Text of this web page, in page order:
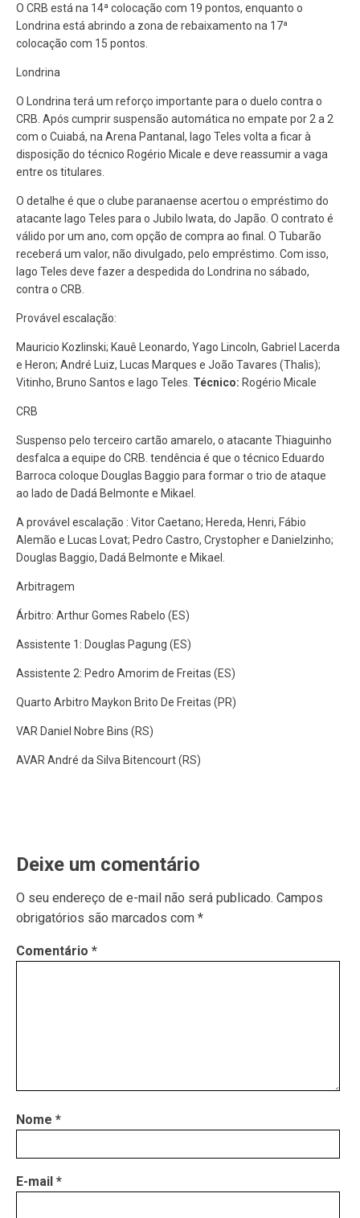
O CRB está na 14ª colocação com 19 pontos, enquanto o
Londrina está abrindo a zona de rebaixamento na 17ª
colocação com 15 pontos.
Londrina
O Londrina terá um reforço importante para o duelo contra o
CRB. Após cumprir suspensão automática no empate por 2 a 2
com o Cuiabá, na Arena Pantanal, Iago Teles volta a ficar à
disposição do técnico Rogério Micale e deve reassumir a vaga
entre os titulares.
O detalhe é que o clube paranaense acertou o empréstimo do
atacante Iago Teles para o Jubilo Iwata, do Japão. O contrato é
válido por um ano, com opção de compra ao final. O Tubarão
receberá um valor, não divulgado, pelo empréstimo. Com isso,
Iago Teles deve fazer a despedida do Londrina no sábado,
contra o CRB.
Provável escalação:
Mauricio Kozlinski; Kauê Leonardo, Yago Lincoln, Gabriel Lacerda
e Heron; André Luiz, Lucas Marques e João Tavares (Thalis);
Vitinho, Bruno Santos e Iago Teles. Técnico: Rogério Micale
CRB
Suspenso pelo terceiro cartão amarelo, o atacante Thiaguinho
desfalca a equipe do CRB. tendência é que o técnico Eduardo
Barroca coloque Douglas Baggio para formar o trio de ataque
ao lado de Dadá Belmonte e Mikael.
A provável escalação : Vitor Caetano; Hereda, Henri, Fábio
Alemão e Lucas Lovat; Pedro Castro, Crystopher e Danielzinho;
Douglas Baggio, Dadá Belmonte e Mikael.
Arbitragem
Árbitro: Arthur Gomes Rabelo (ES)
Assistente 1: Douglas Pagung (ES)
Assistente 2: Pedro Amorim de Freitas (ES)
Quarto Arbitro Maykon Brito De Freitas (PR)
VAR Daniel Nobre Bins (RS)
AVAR André da Silva Bitencourt (RS)
Deixe um comentário
O seu endereço de e-mail não será publicado. Campos
obrigatórios são marcados com *
Comentário *
Nome *
E-mail *